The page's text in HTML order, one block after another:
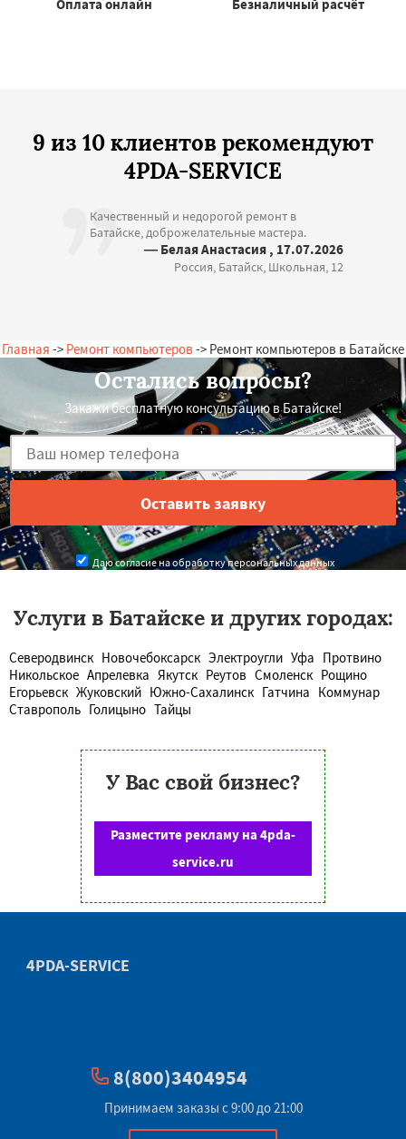
Оплата онлайн Безналичный расчёт
9 из 10 клиентов рекомендуют
4PDA-SERVICE
Качественный и недорогой ремонт в
Батайске, доброжелательные мастера.
— Белая Анастасия , 17.07.2026
Россия, Батайск, Школьная, 12
Главная -> Ремонт компьютеров -> Ремонт компьютеров в Батайске
Остались вопросы?
Закажи бесплатную консультацию в Батайске!
Даю согласие на обработку персональных данных
Услуги в Батайске и других городах:
Северодвинск Новочебоксарск Электроугли Уфа Протвино
Никольское Апрелевка Якутск Реутов Смоленск Рощино
Егорьевск Жуковский Южно-Сахалинск Гатчина Коммунар
Ставрополь Голицыно Тайцы
У Вас свой бизнес?
Разместите рекламу на 4pda-
service.ru
4PDA-SERVICE
8(800)3404954
Принимаем заказы с 9:00 до 21:00